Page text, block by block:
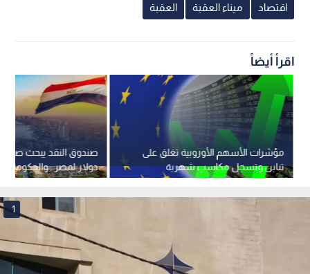
اقتصاد ميناء العقبة العقبة
اقرأ أيضاً
دولار لمصر.. والحكومة
سيناريو حتى 2030
مؤشرات الأسهم الأوروبية تغلق على
تباين وتسجل مكاسب شهرية
للشهر الرابع على التوالي
1